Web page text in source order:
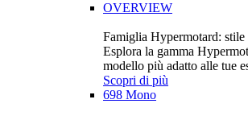
OVERVIEW
Famiglia Hypermotard:
Esplora la gamma
modello più adatto alle tue
Scopri di più
698 Mono